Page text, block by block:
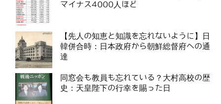
マイナス4000人ほど
【先人の知恵と知識を忘れないように】日
韓併合時：日本政府から朝鮮総督府への通
達
同窓会も教員も忘れている？大村高校の歴
史：天皇陛下の行幸を賜った日